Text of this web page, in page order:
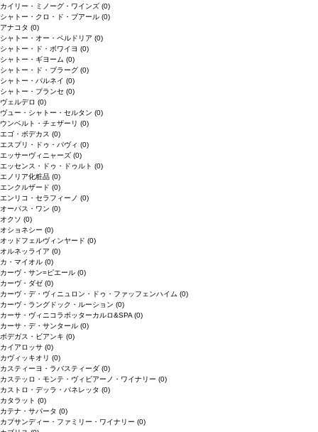
カイリー・ミノーグ・ワインズ (0)
シャトー・クロ・ド・ブアール (0)
アナコタ (0)
シャトー・オー・ペルドリア (0)
シャトー・ド・ボワイヨ (0)
シャトー・ギヨーム (0)
シャトー・ド・ブラーグ (0)
シャトー・パルネイ (0)
シャトー・プランセ (0)
ヴェルデロ (0)
ヴュー・シャトー・セルタン (0)
ウンベルト・チェザーリ (0)
エゴ・ボデカス (0)
エスプリ・ドゥ・パヴィ (0)
エッサーヴィニャーズ (0)
エッセンス・ドゥ・ドゥルト (0)
エノリア化粧品 (0)
エンクルザード (0)
エンリコ・セラフィーノ (0)
オーパス・ワン (0)
オクソ (0)
オショネシー (0)
オッドフェルヴィンヤード (0)
オルネッライア (0)
カ・マイオル (0)
カーヴ・サン=ピエール (0)
カーヴ・ダゼ (0)
カーヴ・デ・ヴィニュロン・ドゥ・ファッフェンハイム (0)
カーヴ・ラングドック・ルーション (0)
カーサ・ヴィニコラボッターカルロ&SPA (0)
カーサ・デ・サンタール (0)
ボデガス・ビアンキ (0)
カイアロッサ (0)
カヴィッキオリ (0)
カスティーヨ・ラバスティーダ (0)
カステッロ・モンテ・ヴィビアーノ・ワイナリー (0)
カストロ・デッラ・パネレッタ (0)
カタラット (0)
カテナ・サパータ (0)
カプサンディー・ファミリー・ワイナリー (0)